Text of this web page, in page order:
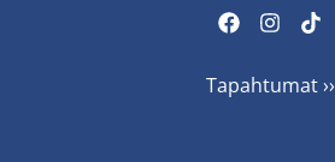
Tapahtumat ››